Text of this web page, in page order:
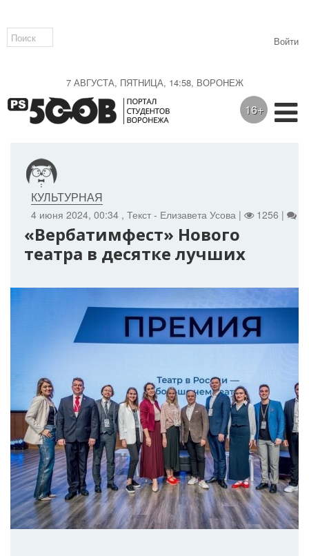
7 АВГУСТА, ПЯТНИЦА, 14:58, ВОРОНЕЖ
Войти
16+
4 июня 2024, 00:34 , Текст - Елизавета Усова | 1256 |
КУЛЬТУРНАЯ
«Вербатимфест» Нового
театра в десятке лучших